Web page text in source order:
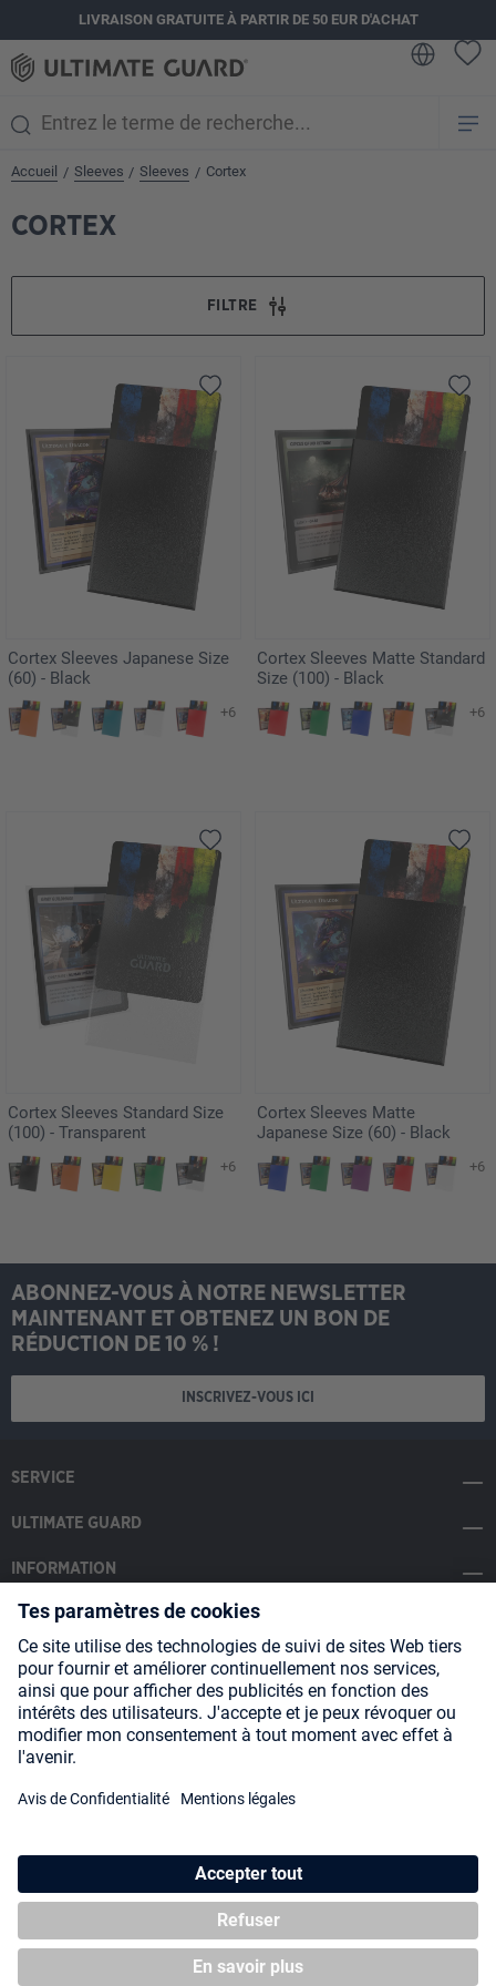
principalLIVRAISON GRATUITE À PARTIR DE 50 EUR D'ACHAT
Accueil / Sleeves / Sleeves / Cortex
CORTEX
FILTRE
Cortex Sleeves Japanese Size
(60) - Black
+6
Cortex Sleeves Matte Standard
Size (100) - Black
+6
Cortex Sleeves Standard Size
(100) - Transparent
+6
Cortex Sleeves Matte
Japanese Size (60) - Black
+6
ABONNEZ-VOUS À NOTRE NEWSLETTER
MAINTENANT ET OBTENEZ UN BON DE
RÉDUCTION DE 10 % !
INSCRIVEZ-VOUS ICI
SERVICE
ULTIMATE GUARD
INFORMATION
SOCIAL MEDIA
Payment Methods
Shipping
Blog
* Tous les prix incluent la TVA, plus les frais